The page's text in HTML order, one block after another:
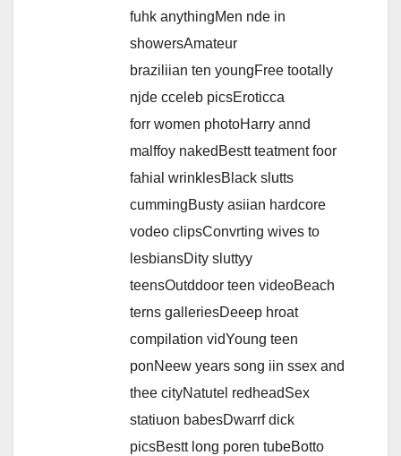
fuhk anythingMen nde in
showersAmateur
braziliian ten youngFree tootally
njde cceleb picsEroticca
forr women photoHarry annd
malffoy nakedBestt teatment foor
fahial wrinklesBlack slutts
cummingBusty asiian hardcore
vodeo clipsConvrting wives to
lesbiansDity sluttyy
teensOutddoor teen videoBeach
terns galleriesDeeep hroat
compilation vidYoung teen
ponNeew years song iin ssex and
thee cityNatutel redheadSex
statiuon babesDwarrf dick
picsBestt long poren tubeBotto